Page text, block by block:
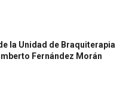
la Unidad de Braquiterapia
Fernández Morán